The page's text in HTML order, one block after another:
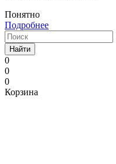
Понятно
Подробнее
Найти
0
0
0
Корзина